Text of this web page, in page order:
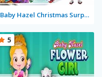
Baby Hazel Christmas Surprise
5